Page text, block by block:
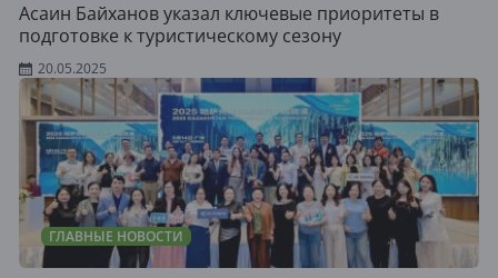
Асаин Байханов указал ключевые приоритеты в
подготовке к туристическому сезону
20.05.2025
ГЛАВНЫЕ НОВОСТИ